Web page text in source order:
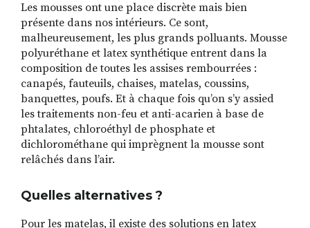
Les mousses ont une place discrète mais bien
présente dans nos intérieurs. Ce sont,
malheureusement, les plus grands polluants. Mousse
polyuréthane et latex synthétique entrent dans la
composition de toutes les assises rembourrées :
canapés, fauteuils, chaises, matelas, coussins,
banquettes, poufs. Et à chaque fois qu’on s’y assied
les traitements non-feu et anti-acarien à base de
phtalates, chloroéthyl de phosphate et
dichlorométhane qui imprègnent la mousse sont
relâchés dans l’air.
Quelles alternatives ?
Pour les matelas, il existe des solutions en latex